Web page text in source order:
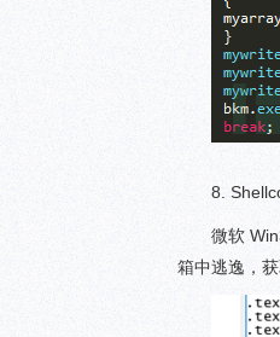
8.
微软
箱中逃逸，